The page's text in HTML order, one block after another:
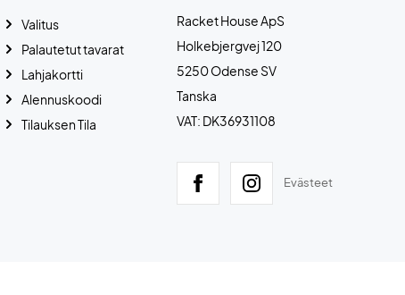
Racket House ApS
Holkebjergvej 120
5250 Odense SV
Tanska
VAT: DK36931108
Evästeet
Valitus
Palautetut tavarat
Lahjakortti
Alennuskoodi
Tilauksen Tila